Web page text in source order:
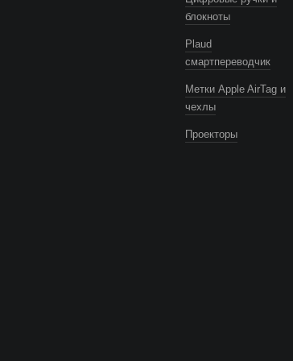
блокноты
Plaud
смартпереводчик
Метки Apple AirTag и
чехлы
Проекторы